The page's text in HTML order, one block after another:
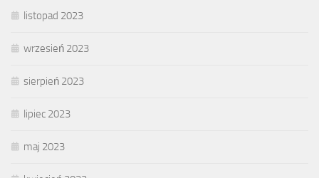
listopad 2023
wrzesień 2023
sierpień 2023
lipiec 2023
maj 2023